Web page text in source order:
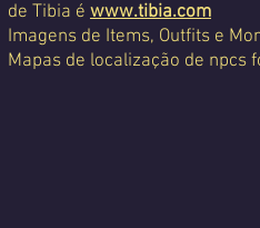
de Tibia é www.tibia.com
Imagens de Items, Outfits e
Mapas de localização de